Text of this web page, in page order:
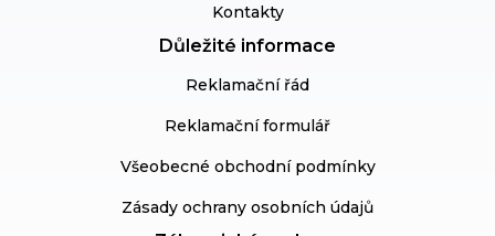
Kontakty
Důležité informace
Reklamační řád
Reklamační formulář
Všeobecné obchodní podmínky
Zásady ochrany osobních údajů